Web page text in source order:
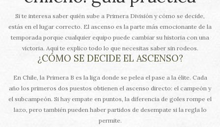
Si te interesa saber quién sube a Primera División y cómo se decide,
estás en el lugar correcto. El ascenso es la parte más emocionante de la
temporada porque cualquier equipo puede cambiar su historia con una
victoria. Aquí te explico todo lo que necesitas saber sin rodeos.
¿CÓMO SE DECIDE EL ASCENSO?
En Chile, la Primera B es la liga donde se pelea el pase a la élite. Cada
año los primeros dos puestos obtienen el ascenso directo: el campeón y
el subcampeón. Si hay empate en puntos, la diferencia de goles rompe el
lazo, pero también pueden haber partidos de desempate si la regla lo
permite.